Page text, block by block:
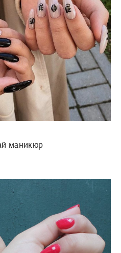
маникюр